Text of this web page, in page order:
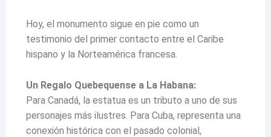
Hoy, el monumento sigue en pie como un
testimonio del primer contacto entre el Caribe
hispano y la Norteamérica francesa.
Un Regalo Quebequense a La Habana:
Para Canadá, la estatua es un tributo a uno de sus
personajes más ilustres. Para Cuba, representa una
conexión histórica con el pasado colonial,